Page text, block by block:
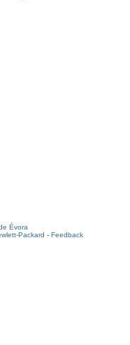
Évora
Packard - Feedback